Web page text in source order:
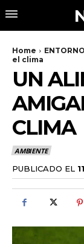
Home ENTORNO
el clima
UN
CLIMA
AMBIENTE
PUBLICADO EL